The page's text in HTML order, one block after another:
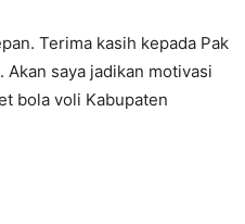
Terima kasih kepada Pak
saya jadikan motivasi
bola voli Kabupaten